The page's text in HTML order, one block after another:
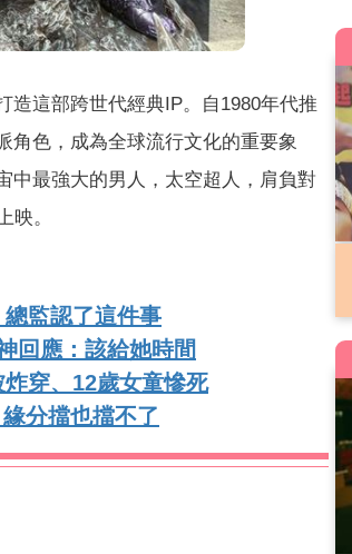
造這部跨世代經典IP。自1980年代推
角色，成為全球流行文化的重要象
中最強大的男人，太空超人，肩負對
映。
監認了這件事
回應：該給她時間
穿、12歲女童慘死
分擋也擋不了